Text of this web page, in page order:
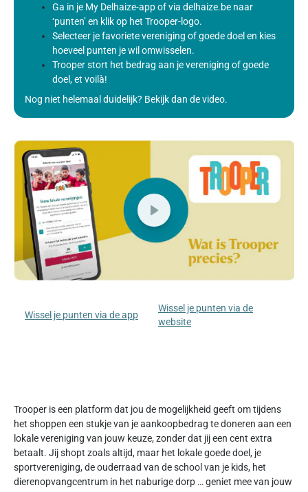
Ga in je My Delhaize-app of via delhaize.be naar
‘punten’ en klik op het Trooper-logo.
Selecteer je favoriete vereniging of goede doel en kies
hoeveel punten je wil omwisselen.
Trooper stort het bedrag aan je vereniging of goede
doel, et voilà!
Nog niet helemaal duidelijk? Bekijk dan de video.
Wissel je punten via de app
Wissel je punten via de
website
Trooper is een platform dat jou de mogelijkheid geeft om tijdens
het shoppen een stukje van je aankoopbedrag te doneren aan een
lokale vereniging van jouw keuze, zonder dat jij een cent extra
betaalt. Jij shopt zoals altijd, maar het lokale goede doel, je
sportvereniging, de ouderraad van de school van je kids, het
dierenopvangcentrum in het naburige dorp … geniet mee van jouw